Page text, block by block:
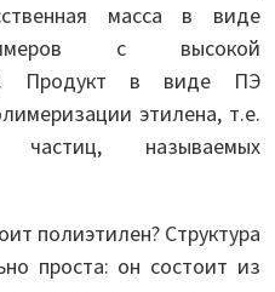
масса в виде
с высокой
Продукт в виде ПЭ
этилена, т.е.
частиц, называемых
полиэтилен? Структура
проста: он состоит из